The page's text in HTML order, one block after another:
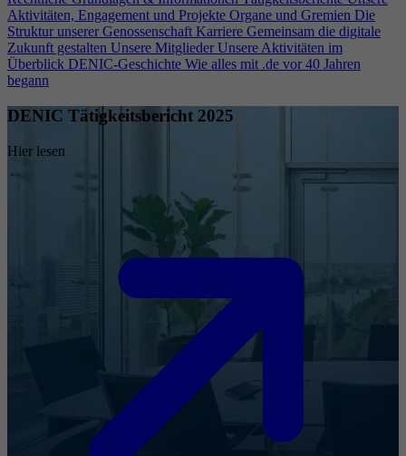
Aktivitäten, Engagement und Projekte Organe und Gremien Die
Struktur unserer Genossenschaft Karriere Gemeinsam die digitale
Zukunft gestalten Unsere Mitglieder Unsere Aktivitäten im
Überblick DENIC-Geschichte Wie alles mit .de vor 40 Jahren
begann
DENIC Tätigkeitsbericht 2025
Hier lesen